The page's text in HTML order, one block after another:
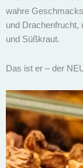
wahre
und Drachenfrucht,
und Süßkraut.
Das ist er – der